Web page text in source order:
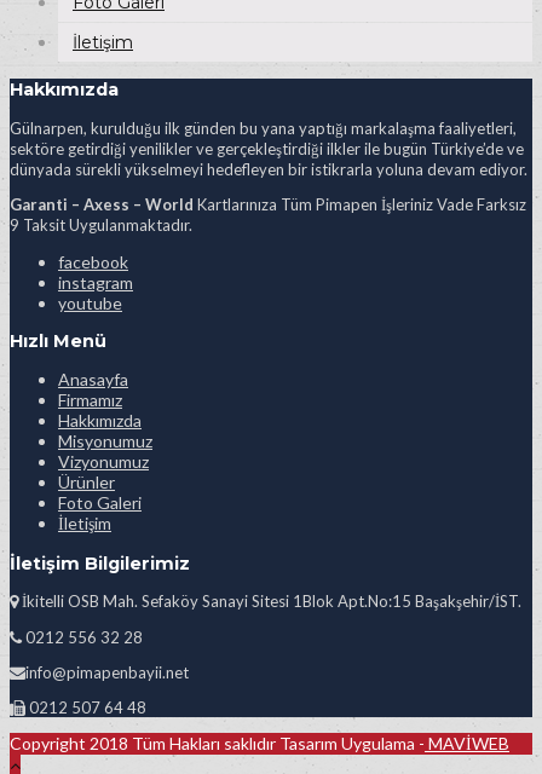
İletişim
Hakkımızda
Gülnarpen, kurulduğu ilk günden bu yana yaptığı markalaşma faaliyetleri,
sektöre getirdiği yenilikler ve gerçekleştirdiği ilkler ile bugün Türkiye’de ve
dünyada sürekli yükselmeyi hedefleyen bir istikrarla yoluna devam ediyor.
Garanti – Axess – World Kartlarınıza Tüm Pimapen İşleriniz Vade Farksız
9 Taksit Uygulanmaktadır.
facebook
instagram
youtube
Hızlı Menü
Anasayfa
Firmamız
Hakkımızda
Misyonumuz
Vizyonumuz
Ürünler
Foto Galeri
İletişim
İletişim Bilgilerimiz
İkitelli OSB Mah. Sefaköy Sanayi Sitesi 1Blok Apt.No:15 Başakşehir/İST.
0212 556 32 28
info@pimapenbayii.net
0212 507 64 48
Copyright 2018 Tüm Hakları saklıdır Tasarım Uygulama - MAVİWEB